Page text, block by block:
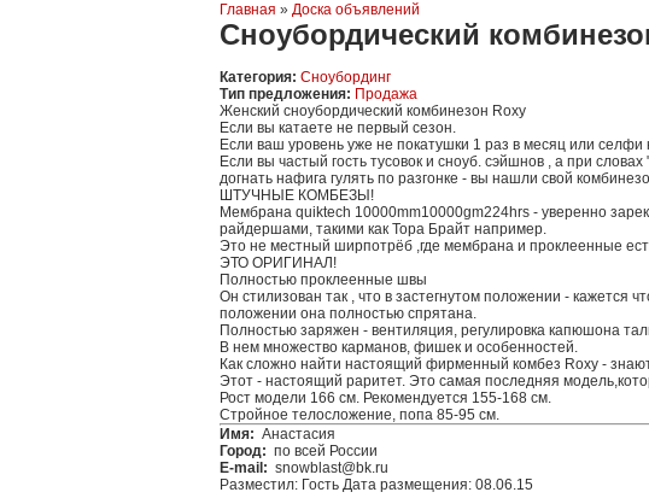
Главная » Доска объявлений
Сноубордический
Категория: Сноубординг
Тип предложения: Продажа
Женский сноубордический комбинезон Roxy
Если вы катаете не первый сезон.
Если ваш уровень уже не покатушки 1 раз в месяц или селфи
Если вы частый гость тусовок и сноуб. сэйшнов , а при
догнать нафига гулять по разгонке - вы нашли свой
ШТУЧНЫЕ КОМБЕЗЫ!
Мембрана quiktech 10000mm10000gm224hrs - уверенно
райдершами, такими как Тора Брайт например.
Это не местный ширпотрёб ,где мембрана и проклеенные
ЭТО ОРИГИНАЛ!
Полностью проклеенные швы
Он стилизован так , что в застегнутом положении - кажется
положении она полностью спрятана.
Полностью заряжен - вентиляция, регулировка капюшона
В нем множество карманов, фишек и особенностей.
Как сложно найти настоящий фирменный комбез Roxy -
Этот - настоящий раритет. Это самая последняя
Рост модели 166 см. Рекомендуется 155-168 см.
Стройное телосложение, попа 85-95 см.
Имя: Анастасия
Город: по всей России
E-mail: snowblast@bk.ru
Разместил: Гость Дата размещения: 08.06.15